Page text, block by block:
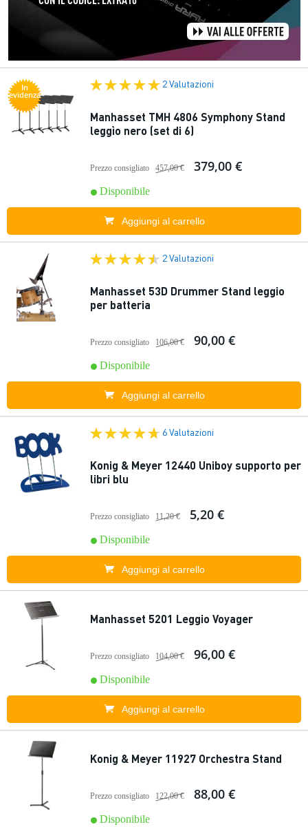
In
evidenza
2 Valutazioni
Manhasset TMH 4806 Symphony Stand
leggìo nero (set di 6)
Prezzo consigliato 457,00 € 379,00 €
Disponibile
Aggiungi al carrello
2 Valutazioni
Manhasset 53D Drummer Stand leggio
per batteria
Prezzo consigliato 106,00 € 90,00 €
Disponibile
Aggiungi al carrello
6 Valutazioni
Konig & Meyer 12440 Uniboy supporto per
libri blu
Prezzo consigliato 11,20 € 5,20 €
Disponibile
Aggiungi al carrello
Manhasset 5201 Leggio Voyager
Prezzo consigliato 104,00 € 96,00 €
Disponibile
Aggiungi al carrello
Konig & Meyer 11927 Orchestra Stand
Prezzo consigliato 122,00 € 88,00 €
Disponibile